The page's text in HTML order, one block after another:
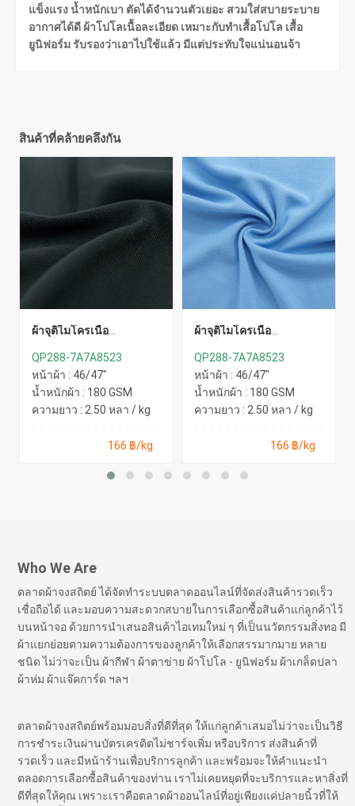
แข็งแรง น้ำหนักเบา ตัดได้จำนวนตัวเยอะ สวมใส่สบายระบาย
อากาศได้ดี ผ้าโปโลเนื้อละเอียด เหมาะกับทำเสื้อโปโล เสื้อ
ยูนิฟอร์ม รับรองว่าเอาไปใช้แล้ว มีแต่ประทับใจแน่นอนจ้า
สินค้าที่คล้ายคลึงกัน
ผ้าจุติไมโครเนื้อ
QP288-7A7A8523
หน้าผ้า : 46/47"
น้ำหนักผ้า : 180 GSM
ความยาว : 2.50 หลา / kg
166 ฿/kg
ผ้าจุติไมโครเนื้อ
QP288-7A7A8523
หน้าผ้า : 46/47"
น้ำหนักผ้า : 180 GSM
ความยาว : 2.50 หลา / kg
166 ฿/kg
Who We Are
ตลาดผ้าจงสถิตย์ ได้จัดทำระบบตลาดออนไลน์ที่จัดส่งสินค้ารวดเร็ว
เชื่อถือได้ และมอบความสะดวกสบายในการเลือกซื้อสินค้าแก่ลูกค้าไว้
บนหน้าจอ ด้วยการนำเสนอสินค้าไอเทมใหม่ ๆ ที่เป็นนวัตกรรมสิ่งทอ มี
ผ้าแยกย่อยตามความต้องการของลูกค้าให้เลือกสรรมากมาย หลาย
ชนิด ไม่ว่าจะเป็น ผ้ากีฬา ผ้าตาข่าย ผ้าโปโล - ยูนิฟอร์ม ผ้าเกล็ดปลา
ผ้าห่ม ผ้าแจ๊คการ์ด ฯลฯ
ตลาดผ้าจงสถิตย์พร้อมมอบสิ่งที่ดีที่สุด ให้แก่ลูกค้าเสมอไม่ว่าจะเป็นวิธี
การชำระเงินผ่านบัตรเครดิตไม่ชาร์จเพิ่ม หรือบริการ ส่งสินค้าที่
รวดเร็ว และมีหน้าร้านเพื่อบริการลูกค้า และพร้อมจะให้คำแนะนำ
ตลอดการเลือกซื้อสินค้าของท่าน เราไม่เคยหยุดที่จะบริการและหาสิ่งที่
ดีที่สุดให้คุณ เพราะเราคือตลาดผ้าออนไลน์ที่อยู่เพียงแค่ปลายนิ้วที่ให้